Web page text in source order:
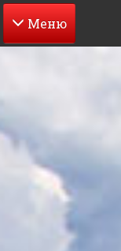
Перейти
содержанию